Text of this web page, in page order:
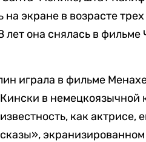
экране в возрасте
она снялась в
играла в фильме
в
как актрисе,
экранизированном